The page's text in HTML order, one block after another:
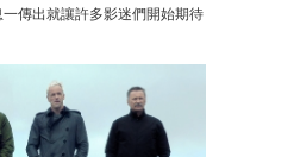
傳出就讓許多影迷們開始期待